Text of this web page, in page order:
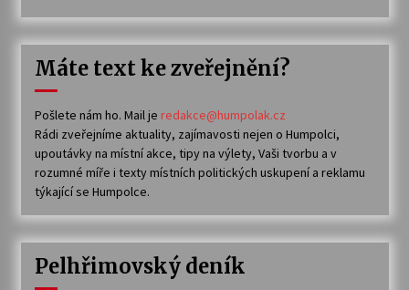
Máte text ke zveřejnění?
Pošlete nám ho. Mail je redakce@humpolak.cz
Rádi zveřejníme aktuality, zajímavosti nejen o Humpolci,
upoutávky na místní akce, tipy na výlety, Vaši tvorbu a v
rozumné míře i texty místních politických uskupení a reklamu
týkající se Humpolce.
Pelhřimovský deník